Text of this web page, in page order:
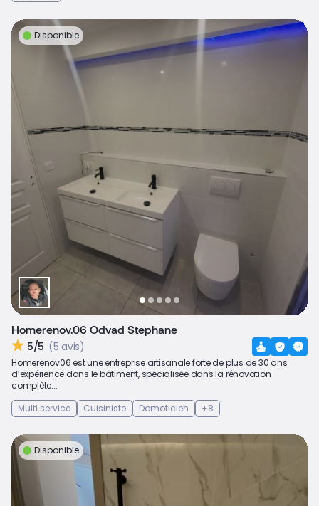
Disponible
Homerenov.06 Odvad Stephane
5/5 (5 avis)
Homerenov06 est une entreprise artisanale forte de plus de 30 ans
d’expérience dans le bâtiment, spécialisée dans la rénovation
complète...
Multi service
Cuisiniste Domoticien +8
Disponible